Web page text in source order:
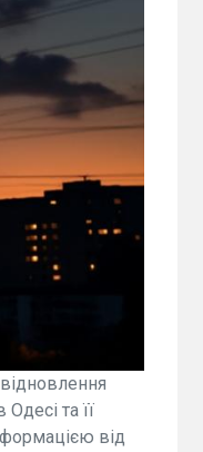
та її
від